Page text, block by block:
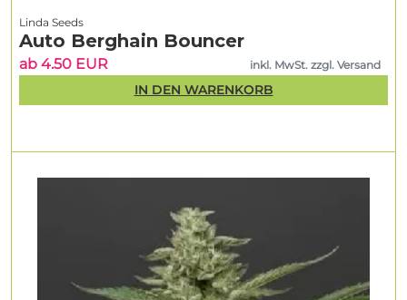
Linda Seeds
Auto Berghain Bouncer
ab 4.50 EUR inkl. MwSt. zzgl. Versand
IN DEN WARENKORB